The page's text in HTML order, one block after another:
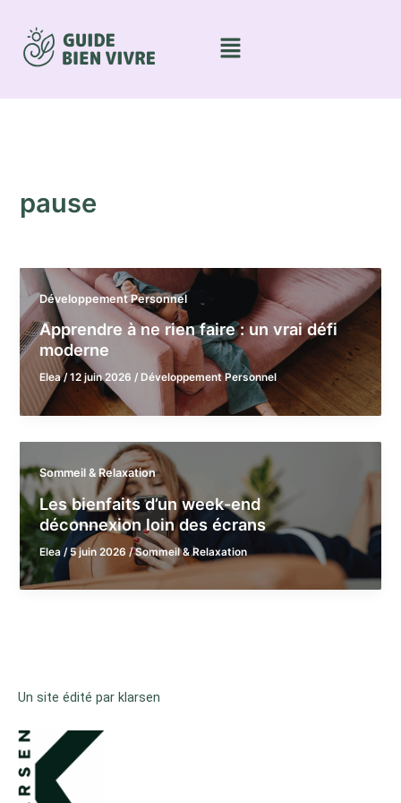
contenu
Menu
pause
Développement Personnel
Apprendre à ne rien faire : un vrai défi
moderne
Elea/12 juin 2026/ Développement Personnel
Sommeil & Relaxation
Les bienfaits d’un week-end
déconnexion loin des écrans
Elea / 5 juin 2026/Sommeil & Relaxation
Un site édité par klarsen